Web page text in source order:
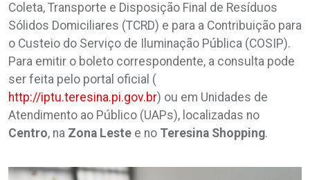
Coleta, Transporte e Disposição Final de Resíduos
Sólidos Domiciliares (TCRD) e para a Contribuição para
o Custeio do Serviço de Iluminação Pública (COSIP).
Para emitir o boleto correspondente, a consulta pode
ser feita pelo portal oficial (
http://iptu.teresina.pi.gov.br) ou em Unidades de
Atendimento ao Público (UAPs), localizadas no
Centro, na Zona Leste e no Teresina Shopping.